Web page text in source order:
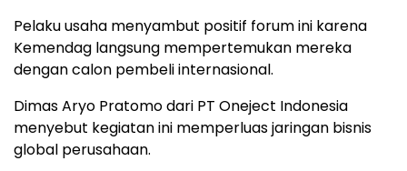
Pelaku usaha menyambut positif forum ini karena
Kemendag langsung mempertemukan mereka
dengan calon pembeli internasional.
Dimas Aryo Pratomo dari PT Oneject Indonesia
menyebut kegiatan ini memperluas jaringan bisnis
global perusahaan.